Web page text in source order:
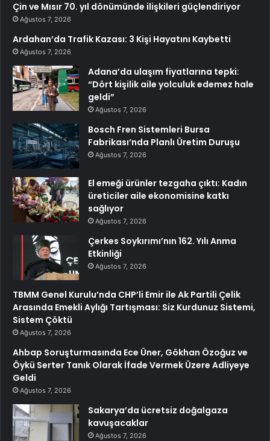
Çin ve Mısır 70. yıl dönümünde ilişkileri güçlendiriyor
Ağustos 7, 2026
Ardahan’da Trafik Kazası: 3 Kişi Hayatını Kaybetti
Ağustos 7, 2026
Adana’da ulaşım fiyatlarına tepki:
“Dört kişilik aile yolculuk edemez hale
geldi”
Ağustos 7, 2026
Bosch Fren Sistemleri Bursa
Fabrikası’nda Planlı Üretim Duruşu
Ağustos 7, 2026
El emeği ürünler tezgaha çıktı: Kadın
üreticiler aile ekonomisine katkı
sağlıyor
Ağustos 7, 2026
Çerkes Soykırımı’nın 162. Yılı Anma
Etkinliği
Ağustos 7, 2026
TBMM Genel Kurulu’nda CHP’li Emir ile Ak Partili Çelik
Arasında Emekli Aylığı Tartışması: Siz Kurdunuz Sistemi,
Sistem Çöktü
Ağustos 7, 2026
Ahbap Soruşturmasında Ece Üner, Gökhan Özoğuz ve
Öykü Serter Tanık Olarak İfade Vermek Üzere Adliyeye
Geldi
Ağustos 7, 2026
Sakarya’da ücretsiz doğalgaza
kavuşacaklar
Ağustos 7, 2026